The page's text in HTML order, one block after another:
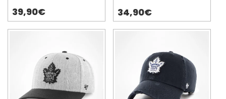
39,90€ 34,90€